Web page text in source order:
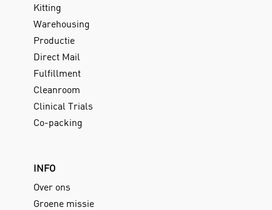
Kitting
Warehousing
Productie
Direct Mail
Fulfillment
Cleanroom
Clinical Trials
Co-packing
INFO
Over ons
Groene missie